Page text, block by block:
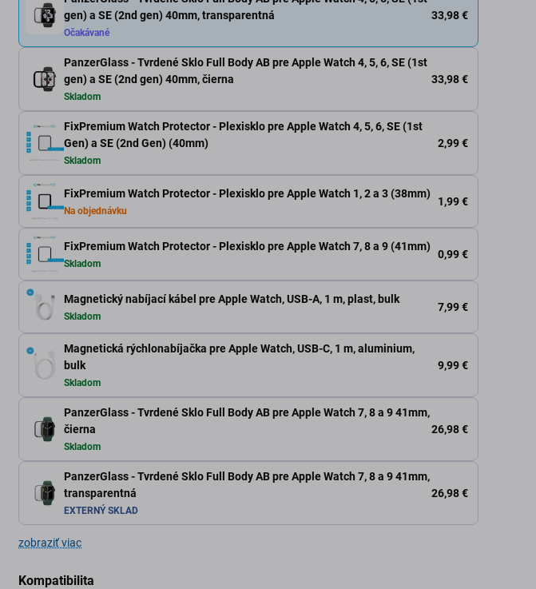
PanzerGlass - Tvrdené Sklo Full Body AB pre Apple Watch 4, 5, 6, SE (1st
gen) a SE (2nd gen) 40mm, čierna
Skladom
33,98 €
gen) a SE (2nd gen) 40mm, transparentná
Očakávané
33,98 €
FixPremium Watch Protector - Plexisklo pre Apple Watch 4, 5, 6, SE (1st
Gen) a SE (2nd Gen) (40mm)
Skladom
2,99 €
FixPremium Watch Protector - Plexisklo pre Apple Watch 1, 2 a 3 (38mm)
Na objednávku
1,99 €
FixPremium Watch Protector - Plexisklo pre Apple Watch 7, 8 a 9 (41mm)
Skladom
0,99 €
Magnetický nabíjací kábel pre Apple Watch, USB-A, 1 m, plast, bulk
Skladom
7,99 €
Magnetická rýchlonabíjačka pre Apple Watch, USB-C, 1 m, aluminium,
bulk
Skladom
9,99 €
PanzerGlass - Tvrdené Sklo Full Body AB pre Apple Watch 7, 8 a 9 41mm,
čierna
Skladom
26,98 €
PanzerGlass - Tvrdené Sklo Full Body AB pre Apple Watch 7, 8 a 9 41mm,
transparentná
EXTERNÝ SKLAD
26,98 €
zobraziť viac
Kompatibilita